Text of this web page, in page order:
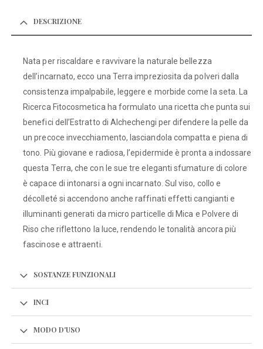
DESCRIZIONE
Nata per riscaldare e ravvivare la naturale bellezza
dell’incarnato, ecco una Terra impreziosita da polveri dalla
consistenza impalpabile, leggere e morbide come la seta. La
Ricerca Fitocosmetica ha formulato una ricetta che punta sui
benefici dell’Estratto di Alchechengi per difendere la pelle da
un precoce invecchiamento, lasciandola compatta e piena di
tono. Più giovane e radiosa, l’epidermide è pronta a indossare
questa Terra, che con le sue tre eleganti sfumature di colore
è capace di intonarsi a ogni incarnato. Sul viso, collo e
décolleté si accendono anche raffinati effetti cangianti e
illuminanti generati da micro particelle di Mica e Polvere di
Riso che riflettono la luce, rendendo le tonalità ancora più
fascinose e attraenti.
SOSTANZE FUNZIONALI
INCI
MODO D'USO